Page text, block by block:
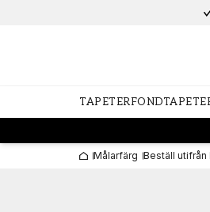
TAPETER
Målarfärg Beställ utifrån